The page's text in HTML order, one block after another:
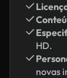
HD.
novas